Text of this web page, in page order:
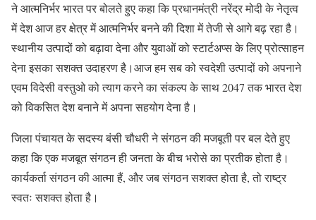
ने आत्मनिर्भर भारत पर बोलते हुए कहा कि प्रधानमंत्री नरेंद्र मोदी के नेतृत्व
में देश आज हर क्षेत्र में आत्मनिर्भर बनने की दिशा में तेजी से आगे बढ़ रहा है।
स्थानीय उत्पादों को बढ़ावा देना और युवाओं को स्टार्टअप्स के लिए प्रोत्साहन
देना इसका सशक्त उदाहरण है।आज हम सब को स्वदेशी उत्पादों को अपनाने
एवम विदेसी वस्तुओ को त्याग करने का संकल्प के साथ 2047 तक भारत देश
को विकसित देश बनाने में अपना सहयोग देना है।
जिला पंचायत के सदस्य बंसी चौधरी ने संगठन की मजबूती पर बल देते हुए
कहा कि एक मजबूत संगठन ही जनता के बीच भरोसे का प्रतीक होता है।
कार्यकर्ता संगठन की आत्मा हैं, और जब संगठन सशक्त होता है, तो राष्ट्र
स्वतः सशक्त होता है।